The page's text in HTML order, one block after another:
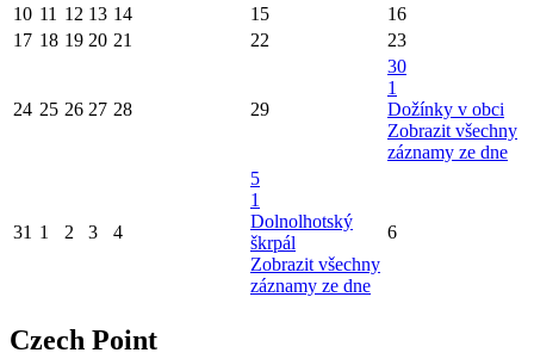
10 11 12 13 14 15
16
17 18 19 20 21 22 23
24 25 26 27 28 29
30
1
Dožínky v obci
Zobrazit všechny
záznamy ze dne
31 1 2 3 4
5
1
Dolnolhotský
škrpál
Zobrazit všechny
záznamy ze dne
6
Czech Point